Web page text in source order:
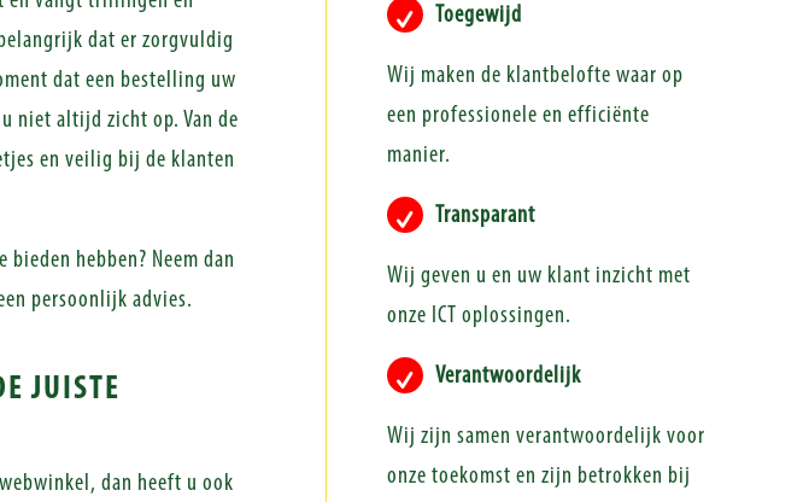
dat er zorgvuldig
dat een bestelling uw
niet altijd zicht op. Van de
en veilig bij de klanten
hebben? Neem dan
persoonlijk advies.
JUISTE
dan heeft u ook
Toegewijd
Wij maken de klantbelofte waar op
een professionele en efficiënte
manier.
Transparant
Wij geven u en uw klant inzicht met
onze ICT oplossingen.
Verantwoordelijk
Wij zijn samen verantwoordelijk voor
onze toekomst en zijn betrokken bij